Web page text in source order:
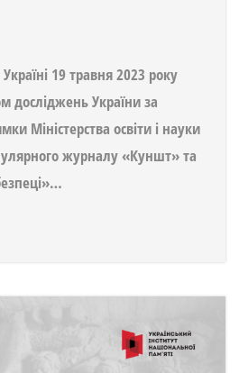
19 травня 2023 року
досліджень України за
Міністерства освіти і науки
журналу «Куншт» та